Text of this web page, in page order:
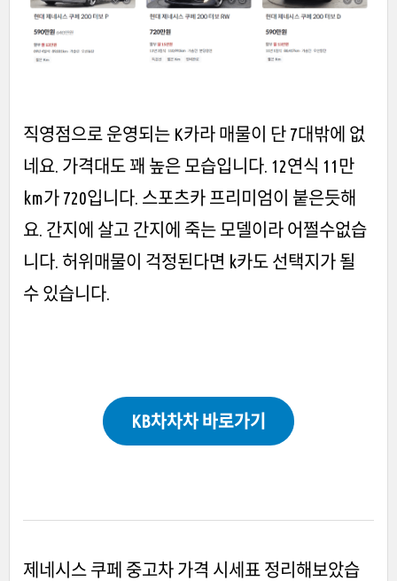
직영점으로 운영되는 K카라 매물이 단 7대밖에 없
네요. 가격대도 꽤 높은 모습입니다. 12연식 11만
km가 720입니다. 스포츠카 프리미엄이 붙은듯해
요. 간지에 살고 간지에 죽는 모델이라 어쩔수없습
니다. 허위매물이 걱정된다면 k카도 선택지가 될
수 있습니다.
KB차차차 바로가기
제네시스 쿠페 중고차 가격 시세표 정리해보았습